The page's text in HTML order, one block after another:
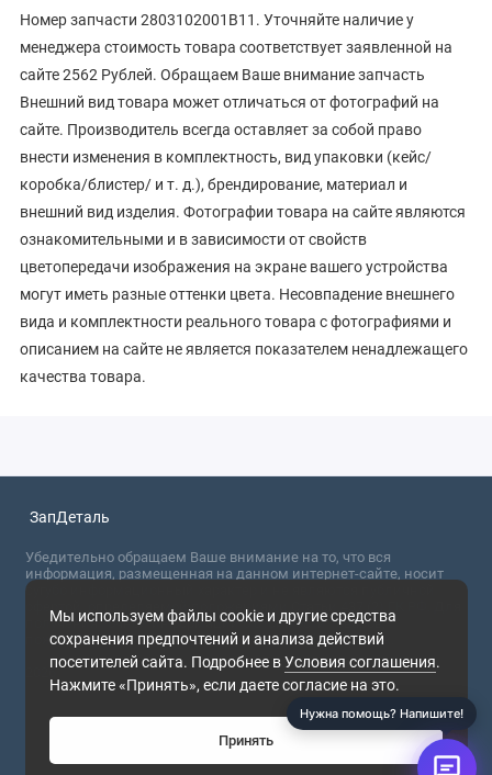
Номер запчасти 2803102001B11. Уточняйте наличие у
менеджера стоимость товара соответствует заявленной на
сайте 2562 Рублей. Обращаем Ваше внимание запчасть
Внешний вид товара может отличаться от фотографий на
сайте. Производитель всегда оставляет за собой право
внести изменения в комплектность, вид упаковки (кейс/
коробка/блистер/ и т. д.), брендирование, материал и
внешний вид изделия. Фотографии товара на сайте являются
ознакомительными и в зависимости от свойств
цветопередачи изображения на экране вашего устройства
могут иметь разные оттенки цвета. Несовпадение внешнего
вида и комплектности реального товара с фотографиями и
описанием на сайте не является показателем ненадлежащего
качества товара.
Мы используем файлы cookie и другие средства
сохранения предпочтений и анализа действий
посетителей сайта. Подробнее вУсловия соглашения.
Нажмите «Принять», если даете согласие на это.
Принять
ЗапДеталь
Убедительно обращаем Ваше внимание на то, что вся
информация, размещенная на данном интернет-сайте, носит
сугубо информационный характер и не являются публичной
офертой, определяемой положениями Статьи 437 (2) ГК РФ. Для
получения точной информации о стоимости товаров,
пожалуйста, обращайтесь в ближайший офис продаж.
2026
Нужна помощь? Напишите!
5% за
в чат